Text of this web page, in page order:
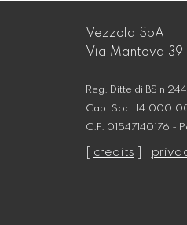
Vezzola SpA
Via Mantova 39
Reg. Ditte di BS n
Cap. Soc.
C.F. 01547140176 -
credits